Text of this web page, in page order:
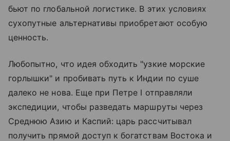
бьют по глобальной логистике. В этих условиях
сухопутные альтернативы приобретают особую
ценность.
Любопытно, что идея обходить "узкие морские
горлышки" и пробивать путь к Индии по суше
далеко не нова. Еще при Петре I отправляли
экспедиции, чтобы разведать маршруты через
Среднюю Азию и Каспий: царь рассчитывал
получить прямой доступ к богатствам Востока и